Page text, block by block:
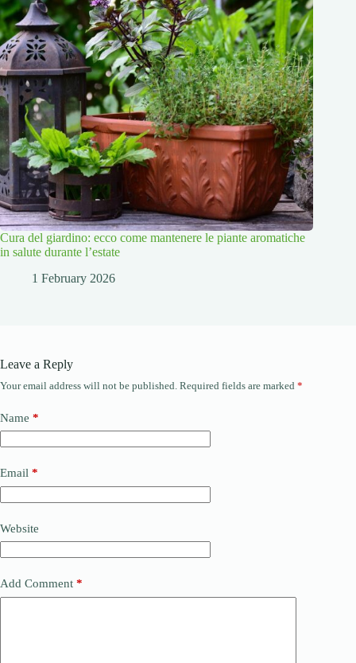
Cura del giardino: ecco come mantenere le piante aromatiche
in salute durante l’estate
1 February 2026
Leave a Reply
Your email address will not be published. Required fields are marked *
Name *
Email *
Website
Add Comment *